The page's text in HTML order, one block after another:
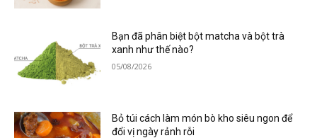
Bạn đã phân biệt bột matcha và bột trà
xanh như thế nào?
05/08/2026
Bỏ túi cách làm món bò kho siêu ngon để
đổi vị ngày rảnh rỗi